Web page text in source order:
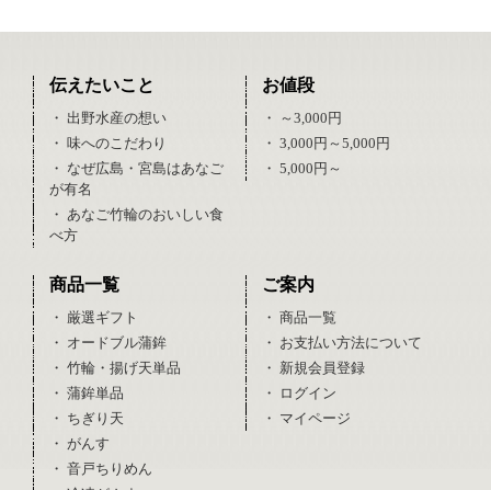
伝えたいこと
・ 出野水産の想い
・ 味へのこだわり
・ なぜ広島・宮島はあなご
が有名
・ あなご竹輪のおいしい食
べ方
お値段
・ ～3,000円
・ 3,000円～5,000円
・ 5,000円～
商品一覧
・ 厳選ギフト
・ オードブル蒲鉾
・ 竹輪・揚げ天単品
・ 蒲鉾単品
・ ちぎり天
・ がんす
・ 音戸ちりめん
ご案内
・ 商品一覧
・ お支払い方法について
・ 新規会員登録
・ ログイン
・ マイページ